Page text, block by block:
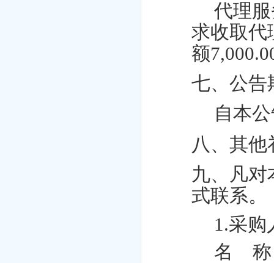
代理
求收取代
额
七、公告
自本
八、其
九、凡
式联系。
1.采购
名 称